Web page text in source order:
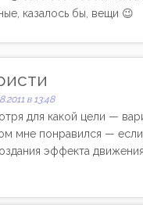
казалось бы, вещи 😉
в 13:48
для какой цели —
мне понравился — если
эффекта